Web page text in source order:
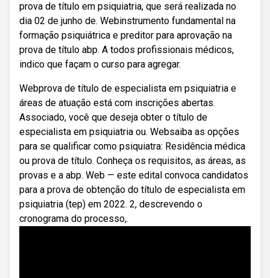
prova de título em psiquiatria, que será realizada no
dia 02 de junho de. Webinstrumento fundamental na
formação psiquiátrica e preditor para aprovação na
prova de título abp. A todos profissionais médicos,
indico que façam o curso para agregar.
Webprova de título de especialista em psiquiatria e
áreas de atuação está com inscrições abertas.
Associado, você que deseja obter o título de
especialista em psiquiatria ou. Websaiba as opções
para se qualificar como psiquiatra: Residência médica
ou prova de título. Conheça os requisitos, as áreas, as
provas e a abp. Web — este edital convoca candidatos
para a prova de obtenção do título de especialista em
psiquiatria (tep) em 2022. 2, descrevendo o
cronograma do processo,.